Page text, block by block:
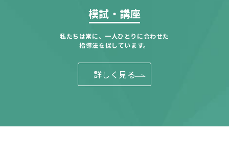
模試・講座
私たちは常に、一人ひとりに合わせた
指導法を探しています。
詳しく見る